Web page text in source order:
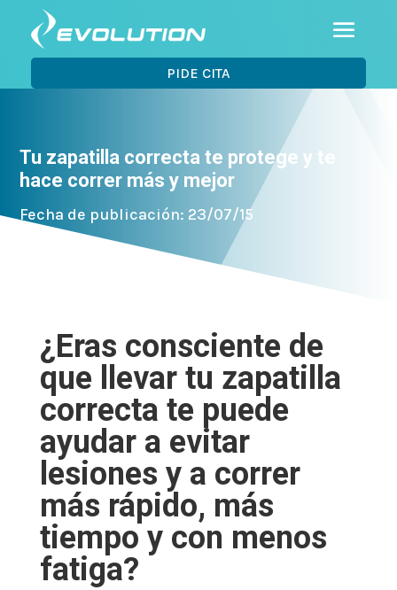
PIDE CITA
Tu zapatilla correcta te protege y te
hace correr más y mejor
Fecha de publicación: 23/07/15
¿Eras consciente de
que llevar tu zapatilla
correcta te puede
ayudar a evitar
lesiones y a correr
más rápido, más
tiempo y con menos
fatiga?